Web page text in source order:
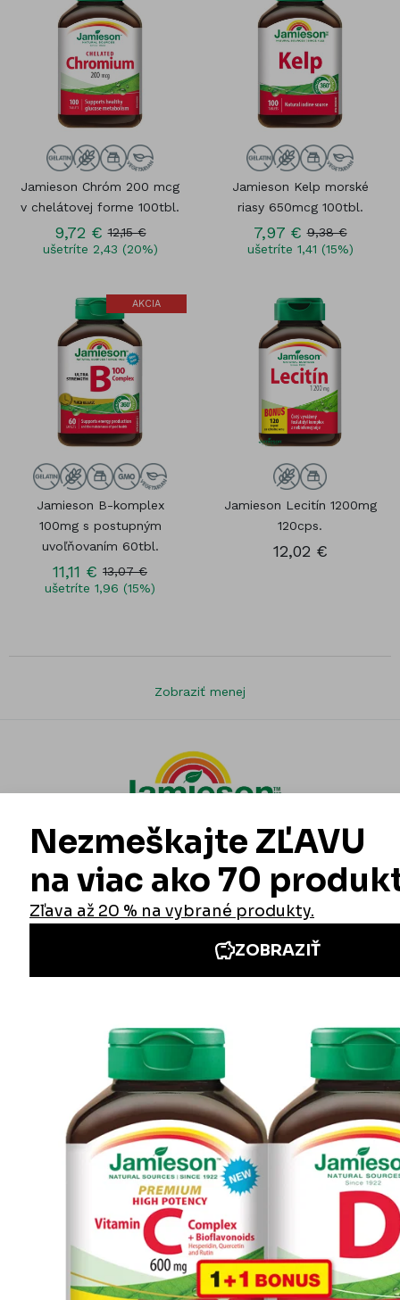
Jamieson Chróm 200 mcg
v chelátovej forme 100tbl.
9,72 € 12,15 €
ušetríte 2,43 (20%)
Jamieson Kelp morské
riasy 650mcg 100tbl.
7,97 € 9,38 €
ušetríte 1,41 (15%)
AKCIA
Jamieson B-komplex
100mg s postupným
uvoľňovaním 60tbl.
11,11 € 13,07 €
ušetríte 1,96 (15%)
Jamieson Lecitín 1200mg
120cps.
12,02 €
Zobraziť menej
Iné stránky Jamieson
Prihlásenie do newslettra
Zadaním emailovej adresy a odoslaním formulára udeľujete svoj súhlas so
spracovaním osobných údajov na účely marketingu. Pre bližšie informácie
o spracovaní osobných údajov pozrite stránku Informácie o spracovaní
osobných údajov.